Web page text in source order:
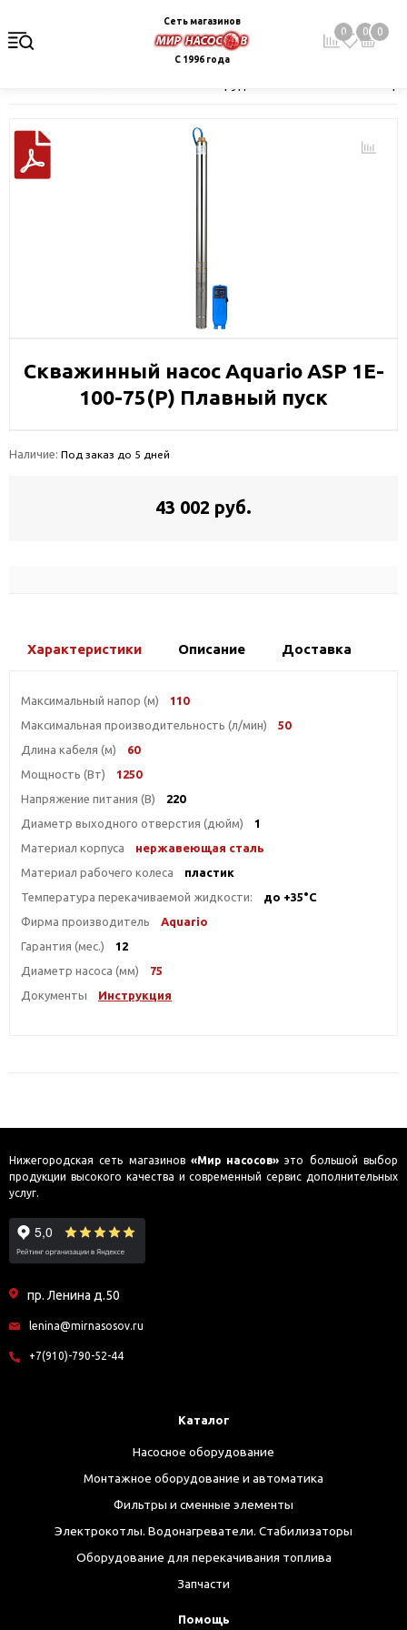
Сеть магазинов
С 1996 года
0 0 0
Скважинный насос Aquario ASP 1E-
100-75(P) Плавный пуск
Наличие: Под заказ до 5 дней
43 002 руб.
Характеристики Описание Доставка
Максимальный напор (м)
110
Максимальная производительность (л/мин)
50
Длина кабеля (м)
60
Мощность (Вт)
1250
Напряжение питания (В)
220
Диаметр выходного отверстия (дюйм)
1
Материал корпуса
нержавеющая сталь
Материал рабочего колеса
пластик
Температура перекачиваемой жидкости:
до +35°С
Фирма производитель
Aquario
Гарантия (мес.)
12
Диаметр насоса (мм)
75
Документы
Инструкция
Нижегородская сеть магазинов «Мир насосов» это большой выбор
продукции высокого качества и современный сервис дополнительных
услуг.
пр. Ленина д.50
lenina@mirnasosov.ru
+7(910)-790-52-44
Каталог
Насосное оборудование
Монтажное оборудование и автоматика
Фильтры и сменные элементы
Электрокотлы. Водонагреватели. Стабилизаторы
Оборудование для перекачивания топлива
Запчасти
Помощь